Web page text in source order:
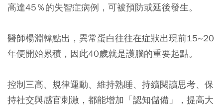
高達45％的失智症病例，可被預防或延後發生。
醫師楊淵韓點出，異常蛋白往往在症狀出現前15~20
年便開始累積，因此40歲就是護腦的重要起點。
控制三高、規律運動、維持熟睡、持續閱讀思考、保
持社交與感官刺激，都能增加「認知儲備」，提高大